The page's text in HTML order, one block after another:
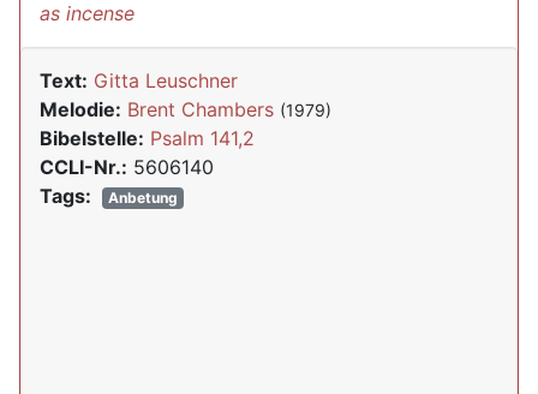
as incense
Text: Gitta Leuschner
Melodie: Brent Chambers (1979)
Bibelstelle: Psalm 141,2
CCLI-Nr.: 5606140
Tags:
Anbetung